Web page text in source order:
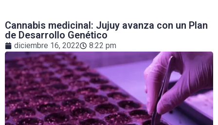
Cannabis medicinal: Jujuy avanza con un Plan
de Desarrollo Genético
diciembre 16, 2022 8:22 pm